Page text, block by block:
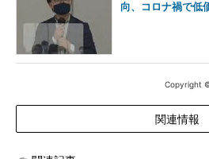
向、コロナ禍で低
Copyright
関連情報